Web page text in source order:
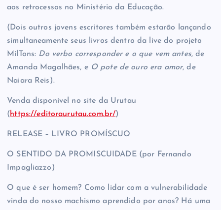
aos retrocessos no Ministério da Educação.
(Dois outros jovens escritores também estarão lançando
simultaneamente seus livros dentro da live do projeto
MilTons: Do verbo corresponder e o que vem antes, de
Amanda Magalhães, e O pote de ouro era amor, de
Naiara Reis).
Venda disponível no site da Urutau
(https://editoraurutau.com.br/)
RELEASE – LIVRO PROMÍSCUO
O SENTIDO DA PROMISCUIDADE (por Fernando
Impagliazzo)
O que é ser homem? Como lidar com a vulnerabilidade
vinda do nosso machismo aprendido por anos? Há uma